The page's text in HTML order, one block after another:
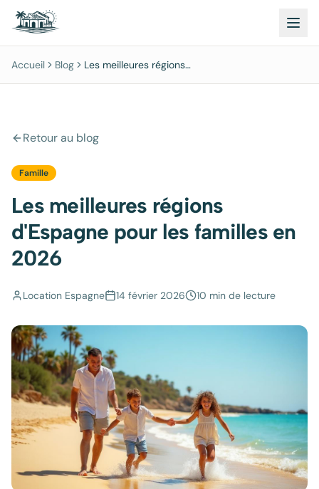
Accueil Blog
Les meilleures régions
Retour au blog
Famille
Les meilleures régions
d'Espagne pour les familles en
2026
Location Espagne 14 février 2026 10 min de lecture